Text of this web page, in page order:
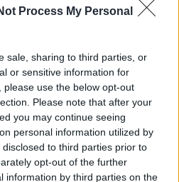
Process My Personal
sale, sharing to third parties, or
or sensitive information for
use the below opt-out
Please note that after your
you may continue seeing
personal information utilized by
to third parties prior to
opt-out of the further
information by third parties on the